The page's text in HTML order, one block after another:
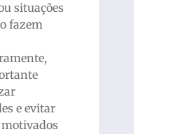
situações
fazem
e evitar
motivados